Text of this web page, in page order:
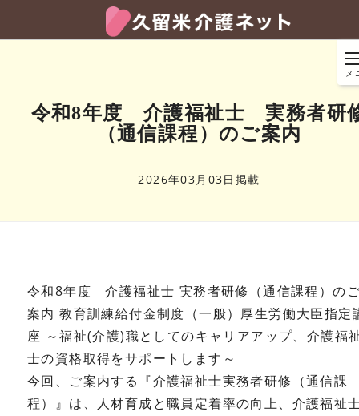
メ
令和8年度 介護福祉士 実務者研
（通信課程）のご案内
2026年03月03日掲載
令和8年度 介護福祉士 実務者研修（通信課程）の
案内教育訓練給付金制度（一般）厚生労働大臣指定
座 ～福祉(介護)職としてのキャリアアップ、介護福
士の資格取得をサポートします～
今回、ご案内する『介護福祉士実務者研修（通信課
程）』は、人材育成と職員定着率の向上、介護福祉